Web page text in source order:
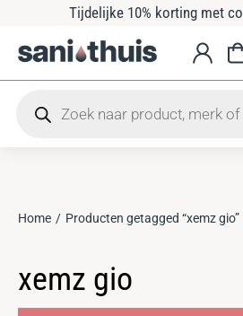
Tijdelijke 10% korting met
Je bent hier:
Home Producten getagged “xemz gio”
xemz gio